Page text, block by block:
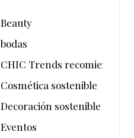
Beauty
bodas
CHIC Trends recomienda
Cosmética sostenible
Decoración sostenible
Eventos